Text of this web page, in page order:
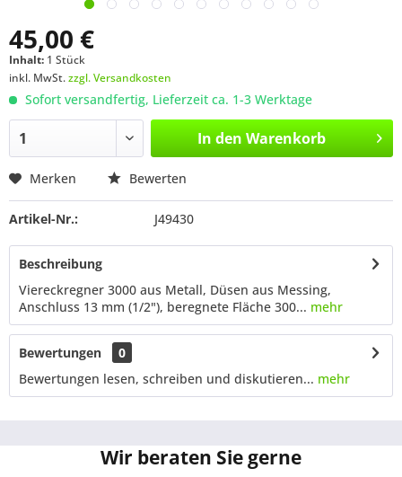
45,00 €
Inhalt: 1 Stück
inkl. MwSt.zzgl. Versandkosten
Sofort versandfertig, Lieferzeit ca. 1-3 Werktage
In den Warenkorb
Merken Bewerten
Artikel-Nr.: J49430
Beschreibung
Viereckregner 3000 aus Metall, Düsen aus Messing,
Anschluss 13 mm (1/2"), beregnete Fläche 300... mehr
Bewertungen
0
Bewertungen lesen, schreiben und diskutieren... mehr
Wir beraten Sie gerne